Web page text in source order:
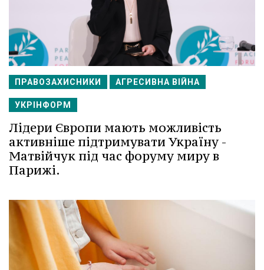
ПРАВОЗАХИСНИКИ АГРЕСИВНА ВІЙНА
УКРІНФОРМ
Лідери Європи мають можливість
активніше підтримувати Україну -
Матвійчук під час форуму миру в
Парижі.